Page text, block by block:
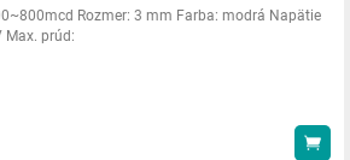
Rozmer: 3 mm Farba: modrá Napätie
Max. prúd: